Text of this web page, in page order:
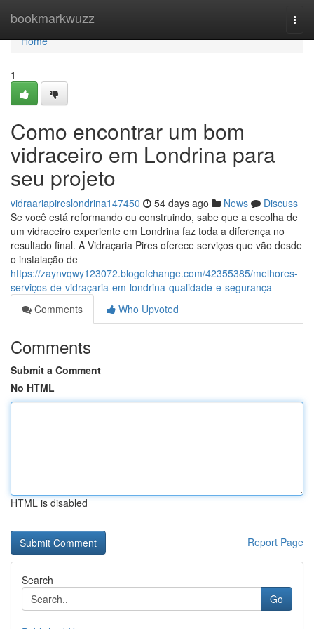
bookmarkwuzz
Home
Home
1
Como encontrar um bom
vidraceiro em Londrina para
seu projeto
vidraariapireslondrina147450 54 days ago News
Discuss
Se você está reformando ou construindo, sabe que a escolha de
um vidraceiro experiente em Londrina faz toda a diferença no
resultado final. A Vidraçaria Pires oferece serviços que vão desde
o instalação de
https://zaynvqwy123072.blogofchange.com/42355385/melhores-
serviços-de-vidraçaria-em-londrina-qualidade-e-segurança
Comments
Who Upvoted
Comments
Submit a Comment
No HTML
HTML is disabled
Report Page
Search
Go